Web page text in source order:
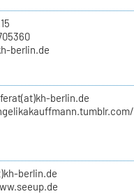
berlin.de
berlin.de
berlin.de